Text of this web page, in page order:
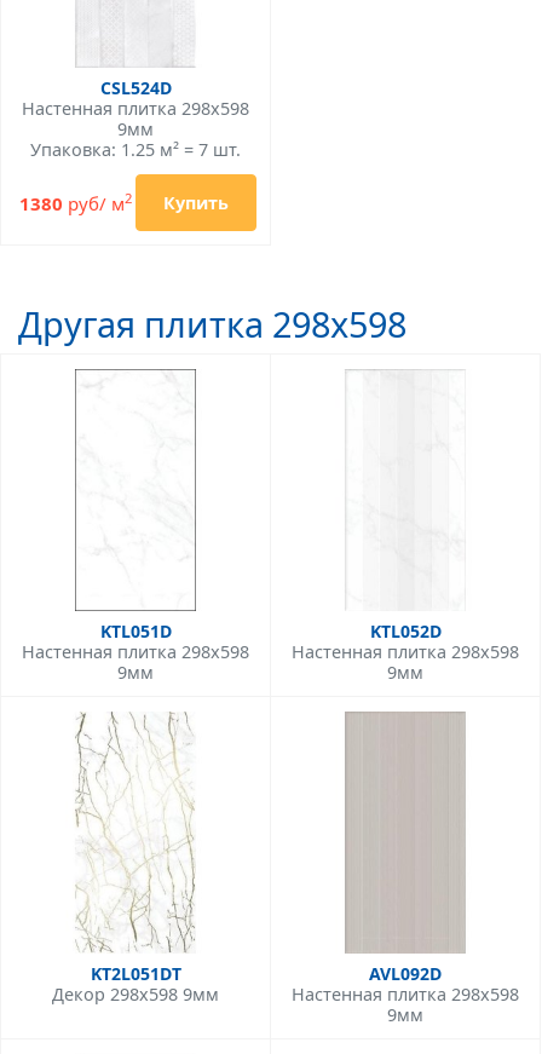
CSL524D
Настенная плитка 298x598
9мм
Упаковка: 1.25 м² = 7 шт.
1380 руб/ м2 Купить
Другая плитка 298x598
KTL051D
Настенная плитка 298x598
9мм
KTL052D
Настенная плитка 298x598
9мм
KT2L051DT
Декор 298x598 9мм
AVL092D
Настенная плитка 298x598
9мм